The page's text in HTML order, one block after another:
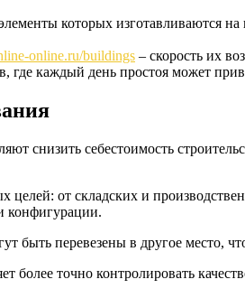
которых изготавливаются
online.ru/buildings – скорость их
где каждый день простоя может
снизить себестоимость
целей: от складских и
конфигурации.
быть перевезены в другое место,
более точно контролировать